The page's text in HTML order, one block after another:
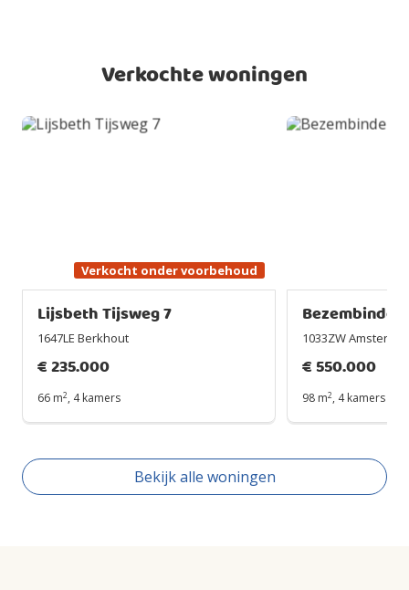
Verkochte woningen
Verkocht onder voorbehoud
Lijsbeth Tijsweg 7
1647LE Berkhout
€235.000
66 m2, 4 kamers
1033ZW
€550.000
98 m2, 4 kamers
Bekijk alle woningen